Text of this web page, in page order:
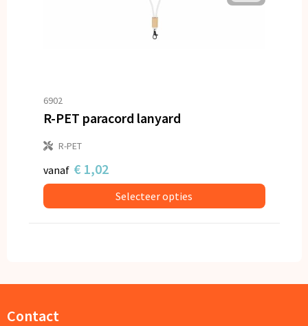
6902
R-PET paracord lanyard
R-PET
vanaf € 1,02
Selecteer opties
Contact